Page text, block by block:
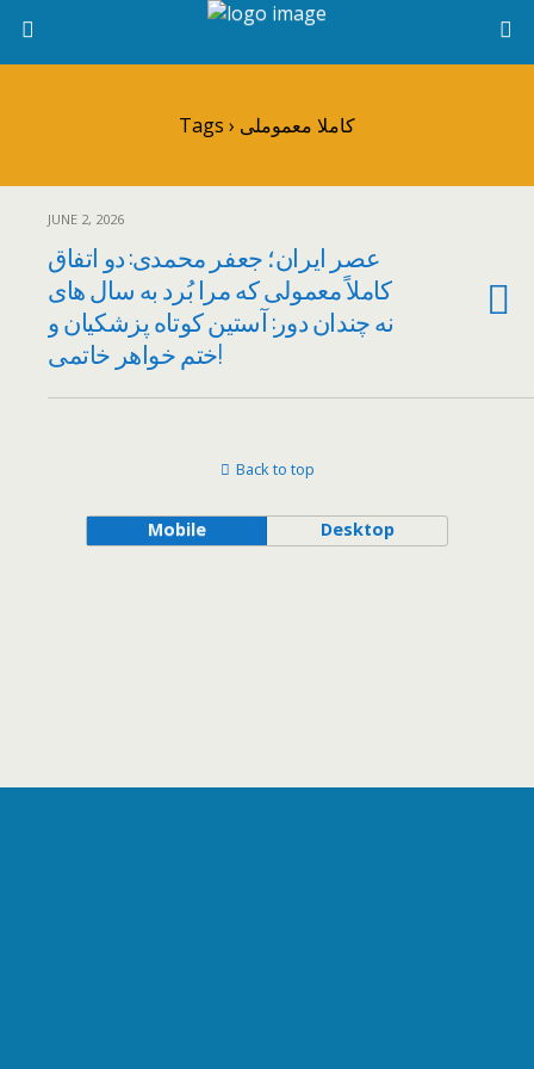
Tags › کاملا معموملی
JUNE 2, 2026
عصر ایران؛ جعفر محمدی: دو اتفاق
کاملاً معمولی که مرا بُرد به سال های
نه چندان دور: آستین کوتاه پزشکیان و
ختم خواهر خاتمی!
Back to top
Mobile Desktop